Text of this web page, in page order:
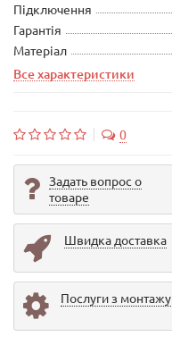
Підключення
Гарантія
Матеріал
Все характеристики
0
Задать вопрос о
товаре
Швидка доставка
Послуги з монтажу